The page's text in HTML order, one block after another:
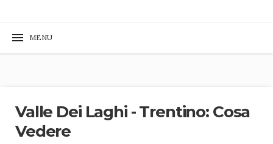
Valle Dei Laghi - Trentino: Cosa
Vedere